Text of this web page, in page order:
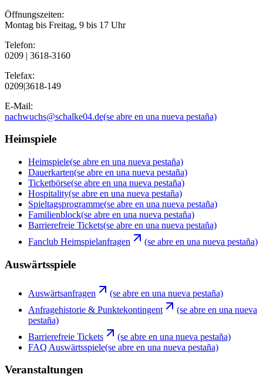
Öffnungszeiten:
Montag bis Freitag, 9 bis 17 Uhr
Telefon:
0209 | 3618-3160
Telefax:
0209|3618-149
E-Mail:
nachwuchs@schalke04.de(se abre en una nueva pestaña)
Heimspiele
Heimspiele(se abre en una nueva pestaña)
Dauerkarten(se abre en una nueva pestaña)
Ticketbörse(se abre en una nueva pestaña)
Hospitality(se abre en una nueva pestaña)
Spieltagsprogramme(se abre en una nueva pestaña)
Familienblock(se abre en una nueva pestaña)
Barrierefreie Tickets(se abre en una nueva pestaña)
Fanclub Heimspielanfragen
(se abre en una nueva pestaña)
Auswärtsspiele
Auswärtsanfragen
(se abre en una nueva pestaña)
Anfragehistorie & Punktekontingent
(se abre en una nueva
pestaña)
Barrierefreie Tickets
(se abre en una nueva pestaña)
FAQ Auswärtsspiele(se abre en una nueva pestaña)
Veranstaltungen